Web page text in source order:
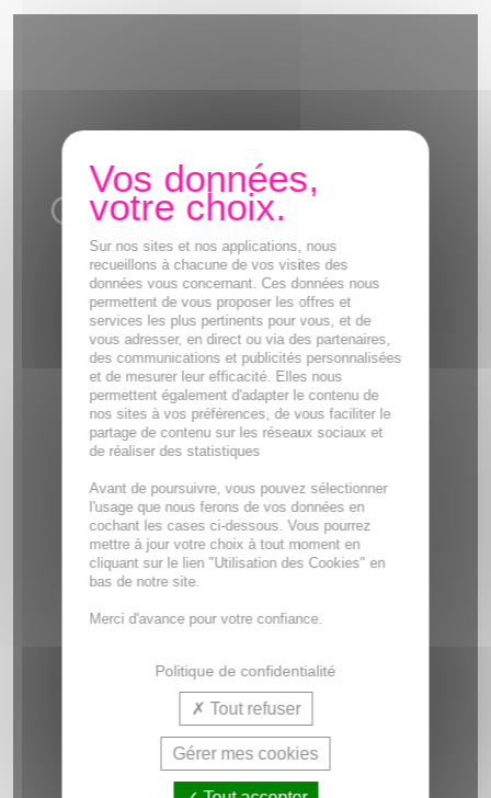
Sur nos sites et nos applications, nous
recueillons à chacune de vos visites des
données vous concernant. Ces données nous
permettent de vous proposer les offres et
services les plus pertinents pour vous, et de
vous adresser, en direct ou via des partenaires,
des communications et publicités personnalisées
et de mesurer leur efficacité. Elles nous
permettent également d'adapter le contenu de
nos sites à vos préférences, de vous faciliter le
partage de contenu sur les réseaux sociaux et
de réaliser des statistiques
Avant de poursuivre, vous pouvez sélectionner
l'usage que nous ferons de vos données en
cochant les cases ci-dessous. Vous pourrez
mettre à jour votre choix à tout moment en
cliquant sur le lien "Utilisation des Cookies" en
bas de notre site.
Merci d'avance pour votre confiance.
Politique de confidentialité
Tout refuser
Gérer mes cookies